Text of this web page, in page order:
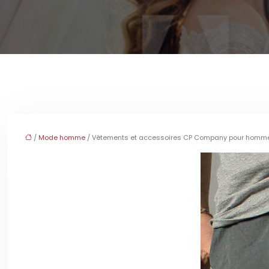
/ Mode homme / Vêtements et accessoires CP Company pour